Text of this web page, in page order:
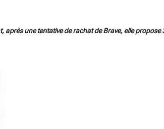
après une tentative de rachat de Brave, elle